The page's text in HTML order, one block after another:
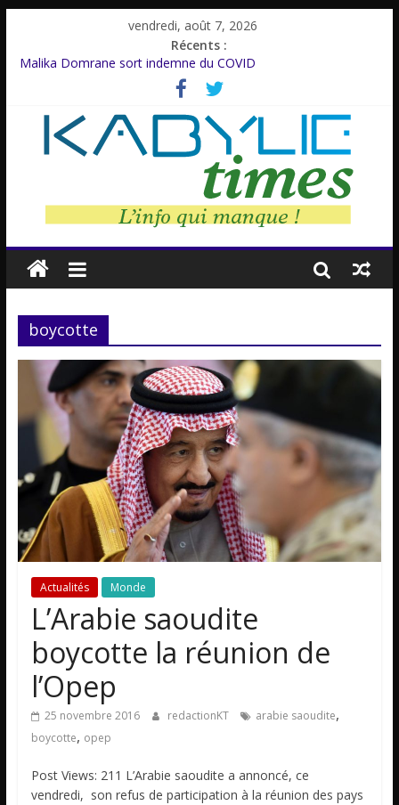
vendredi, août 7, 2026
Récents :
Malika Domrane sort indemne du COVID
Dracula : Une légende inspirée d’un personnage réel
Azzedine Meddour: Un cinéaste émérite, un parcours inachevé
Amnesty International rompt le silence
Farid M’Sili : Une vie au service de la jeunesse.
boycotte
Actualités Monde
L’Arabie saoudite
boycotte la réunion de
l’Opep
25 novembre 2016 redactionKT arabie saoudite,
boycotte, opep
Post Views: 211 L’Arabie saoudite a annoncé, ce
vendredi, son refus de participation à la réunion des pays